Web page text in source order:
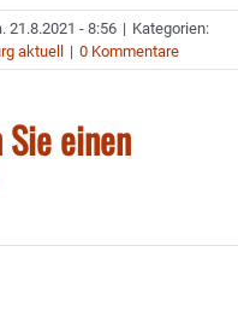
21.8.2021 - 8:56 | Kategorien:
aktuell | 0 Kommentare
einen